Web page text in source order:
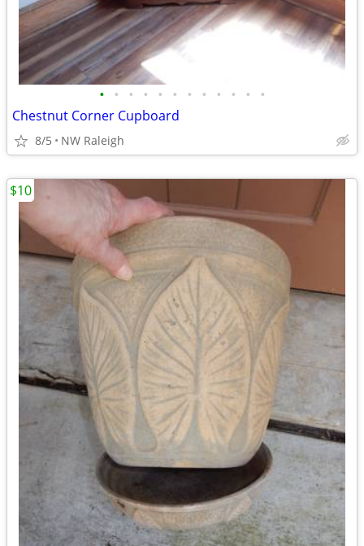
• • • • • • • • • • • •
Chestnut Corner Cupboard
8/5 NW Raleigh
$10